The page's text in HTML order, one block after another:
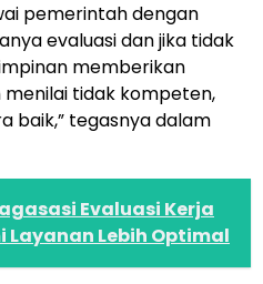
pemerintah dengan
evaluasi dan jika tidak
memberikan
tidak kompeten,
baik,” tegasnya dalam
Evaluasi Kerja
Layanan Lebih Optimal